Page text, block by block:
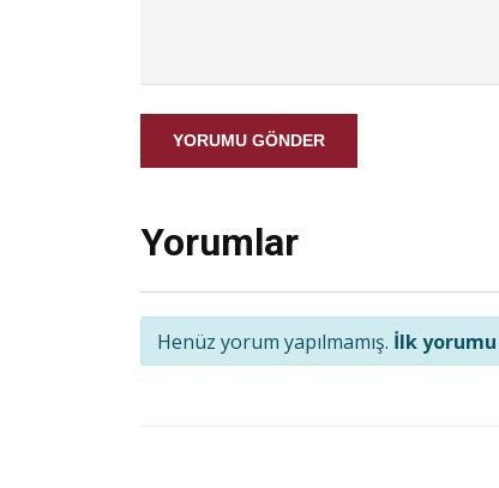
YORUMU GÖNDER
Yorumlar
Henüz yorum yapılmamış. İlk